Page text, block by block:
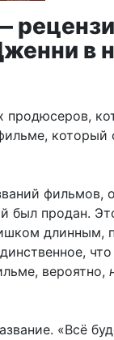
в
продюсеров,
который
фильмов,
был продан.
длинным,
вероятно,
«Всё